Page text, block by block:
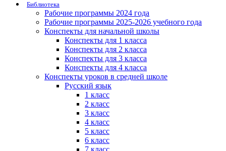
Библиотека
Рабочие программы 2024 года
Рабочие программы 2025-2026 учебного года
Конспекты для начальной школы
Конспекты для 1 класса
Конспекты для 2 класса
Конспекты для 3 класса
Конспекты для 4 класса
Конспекты уроков в средней школе
Русский язык
1 класс
2 класс
3 класс
4 класс
5 класс
6 класс
7 класс